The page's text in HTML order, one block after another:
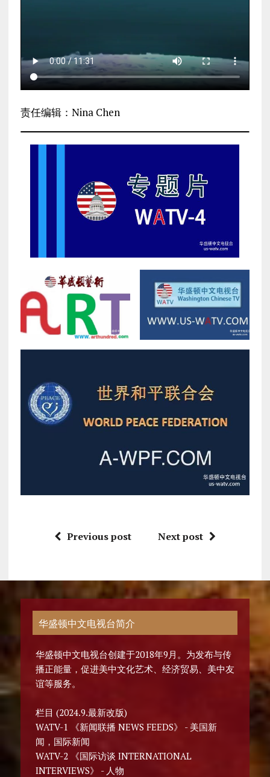
责任编辑：Nina Chen
Previous post Next post
华盛顿中文电视台简介
华盛顿中文电视台创建于2018年9月。为发布与传
播正能量，促进美中文化艺术、经济贸易、美中友
谊等服务。
栏目 (2024.9.最新改版)
WATV-1 《新闻联播 NEWS FEEDS》 - 美国新
闻，国际新闻
WATV-2 《国际访谈 INTERNATIONAL
INTERVIEWS》 - 人物